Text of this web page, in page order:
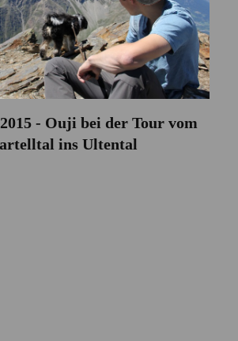
- Ouji bei der Tour vom
ins Ultental